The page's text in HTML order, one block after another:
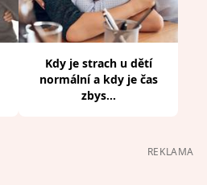
Kdy je strach u dětí
normální a kdy je čas
zbys...
REKLAMA